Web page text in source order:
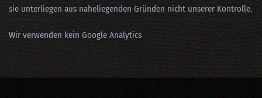
sie unterliegen aus naheliegenden Gründen nicht unserer Kontrolle.
Wir verwenden kein Google Analytics